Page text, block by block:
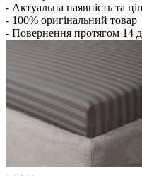
- Актуальна наявність та
- 100% оригінальний товар
- Повернення протягом 14